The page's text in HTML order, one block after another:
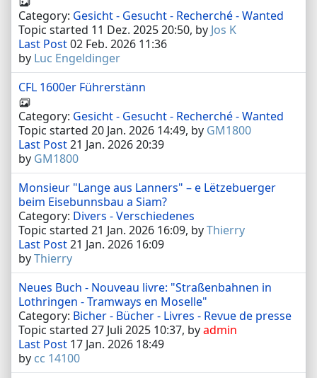
Category: Gesicht - Gesucht - Recherché - Wanted
Topic started 11 Dez. 2025 20:50, by Jos K
Last Post02 Feb. 2026 11:36
by Luc Engeldinger
CFL 1600er Führerstänn
Category: Gesicht - Gesucht - Recherché - Wanted
Topic started 20 Jan. 2026 14:49, by GM1800
Last Post21 Jan. 2026 20:39
by GM1800
Monsieur "Lange aus Lanners" – e Lëtzebuerger
beim Eisebunnsbau a Siam?
Category: Divers - Verschiedenes
Topic started 21 Jan. 2026 16:09, byThierry
Last Post21 Jan. 2026 16:09
byThierry
Neues Buch - Nouveau livre: "Straßenbahnen in
Lothringen - Tramways en Moselle"
Category: Bicher - Bücher - Livres - Revue de presse
Topic started 27 Juli 2025 10:37, byadmin
Last Post 17 Jan. 2026 18:49
by cc 14100